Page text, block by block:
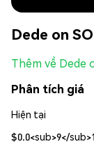
Dede on
Thêm về Dede
Phân tích giá
Hiện tại
$0.0<sub>9</